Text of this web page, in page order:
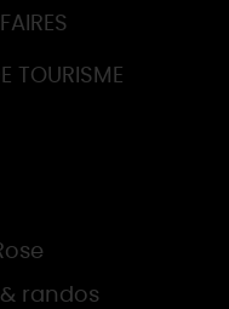
TOURISME
& randos